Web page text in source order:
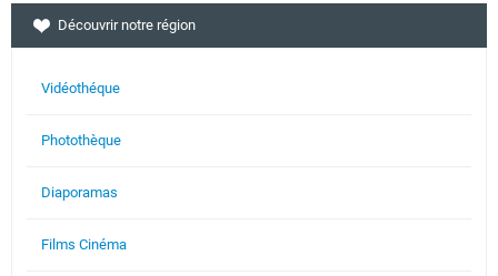
Découvrir notre région
Vidéothéque
Photothèque
Diaporamas
Films Cinéma